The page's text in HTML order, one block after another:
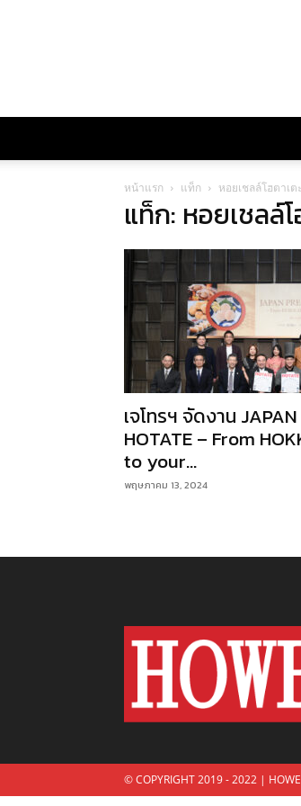
หน้าแรก แท็ก หอยเชลล์โฮตาเตะ
แท็ก: หอยเชลล์โ
เจโทรฯ จัดงาน JAPAN
HOTATE – From
to your...
พฤษภาคม 13, 2024
© COPYRIGHT 2019 - 2022 |